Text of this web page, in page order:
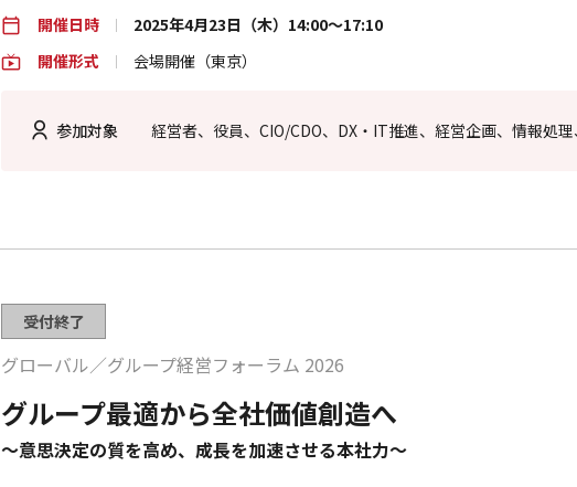
calendar_today 開催日時 2025年4月23日（木）14:00～17:10
live_tv 開催形式 会場開催（東京）
参加対象 経営者、役員、CIO/CDO、DX・IT推進、経営企画、情報処
受付終了
グローバル／グループ経営フォーラム 2026
グループ最適から全社価値創造へ
～意思決定の質を高め、成長を加速させる本社力～